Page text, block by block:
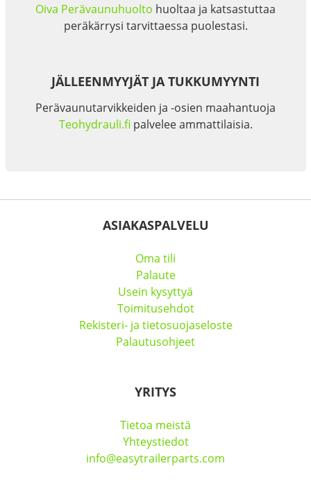
Oiva Perävaunuhuolto huoltaa ja katsastuttaa
peräkärrysi tarvittaessa puolestasi.
JÄLLEENMYYJÄT JA TUKKUMYYNTI
Perävaunutarvikkeiden ja -osien maahantuoja
Teohydrauli.fi palvelee ammattilaisia.
ASIAKASPALVELU
Oma tili
Palaute
Usein kysyttyä
Toimitusehdot
Rekisteri- ja tietosuojaseloste
Palautusohjeet
YRITYS
Tietoa meistä
Yhteystiedot
info@easytrailerparts.com